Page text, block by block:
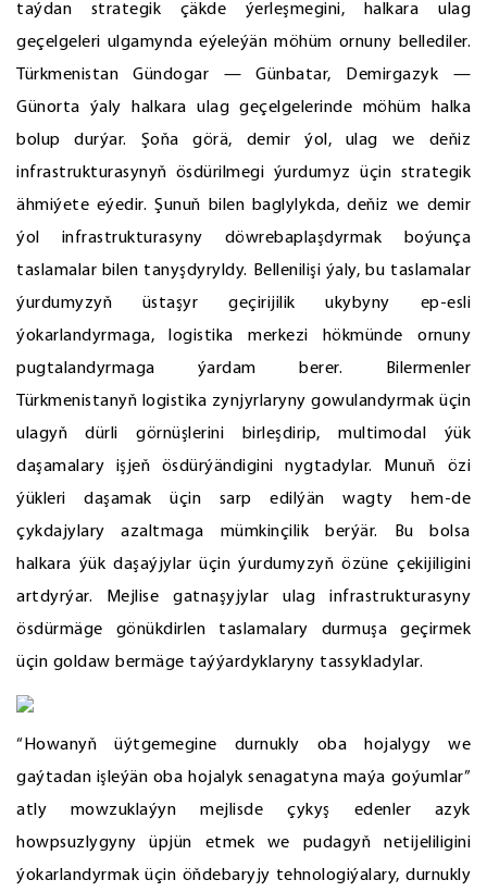
taýdan strategik çäkde ýerleşmegini, halkara ulag
geçelgeleri ulgamynda eýeleýän möhüm ornuny bellediler.
Türkmenistan Gündogar — Günbatar, Demirgazyk —
Günorta ýaly halkara ulag geçelgelerinde möhüm halka
bolup durýar. Şoňa görä, demir ýol, ulag we deňiz
infrastrukturasynyň ösdürilmegi ýurdumyz üçin strategik
ähmiýete eýedir. Şunuň bilen baglylykda, deňiz we demir
ýol infrastrukturasyny döwrebaplaşdyrmak boýunça
taslamalar bilen tanyşdyryldy. Bellenilişi ýaly, bu taslamalar
ýurdumyzyň üstaşyr geçirijilik ukybyny ep-esli
ýokarlandyrmaga, logistika merkezi hökmünde ornuny
pugtalandyrmaga ýardam berer. Bilermenler
Türkmenistanyň logistika zynjyrlaryny gowulandyrmak üçin
ulagyň dürli görnüşlerini birleşdirip, multimodal ýük
daşamalary işjeň ösdürýändigini nygtadylar. Munuň özi
ýükleri daşamak üçin sarp edilýän wagty hem-de
çykdajylary azaltmaga mümkinçilik berýär. Bu bolsa
halkara ýük daşaýjylar üçin ýurdumyzyň özüne çekijiligini
artdyrýar. Mejlise gatnaşyjylar ulag infrastrukturasyny
ösdürmäge gönükdirlen taslamalary durmuşa geçirmek
üçin goldaw bermäge taýýardyklaryny tassykladylar.
“Howanyň üýtgemegine durnukly oba hojalygy we
gaýtadan işleýän oba hojalyk senagatyna maýa goýumlar”
atly mowzuklaýyn mejlisde çykyş edenler azyk
howpsuzlygyny üpjün etmek we pudagyň netijeliligini
ýokarlandyrmak üçin öňdebaryjy tehnologiýalary, durnukly